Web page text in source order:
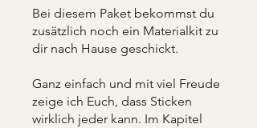
Bei diesem Paket bekommst du
zusätzlich noch ein Materialkit zu
dir nach Hause geschickt.
Ganz einfach und mit viel Freude
zeige ich Euch, dass Sticken
wirklich jeder kann. Im Kapitel